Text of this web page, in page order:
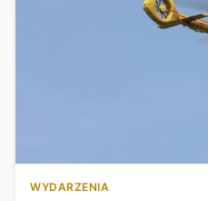
WYDARZENIA